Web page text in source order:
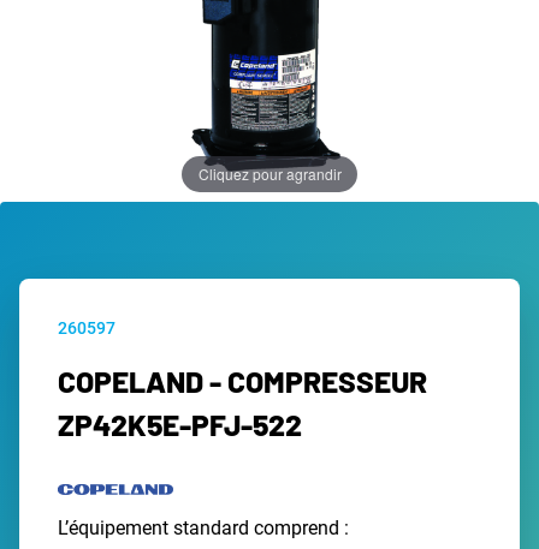
Cliquez pour agrandir
260597
COPELAND - COMPRESSEUR
ZP42K5E-PFJ-522
L’équipement standard comprend :